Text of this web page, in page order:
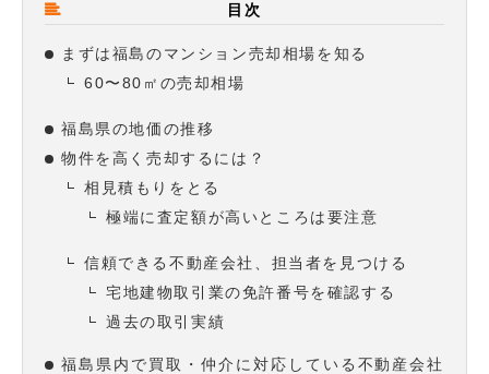
目次
まずは福島のマンション売却相場を知る
60〜80㎡の売却相場
福島県の地価の推移
物件を高く売却するには？
相見積もりをとる
極端に査定額が高いところは要注意
信頼できる不動産会社、担当者を見つける
宅地建物取引業の免許番号を確認する
過去の取引実績
福島県内で買取・仲介に対応している不動産会社